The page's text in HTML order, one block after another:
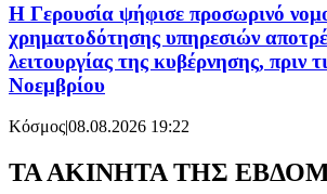
Η Γερουσία ψήφισε προσωρινό
χρηματοδότησης υπηρεσιών
λειτουργίας της κυβέρνησης, πριν
Νοεμβρίου
Κόσμος|08.08.2026 19:22
ΤΑ ΑΚΙΝΗΤΑ ΤΗΣ